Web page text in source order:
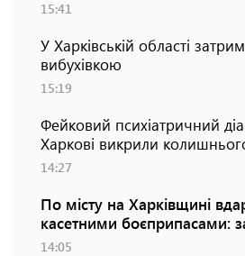
15:41
У Харківській області
вибухівкою
15:19
Фейковий психіатричний
Харкові викрили
14:27
По місту на Харківщині
касетними боєприпасами:
14:05